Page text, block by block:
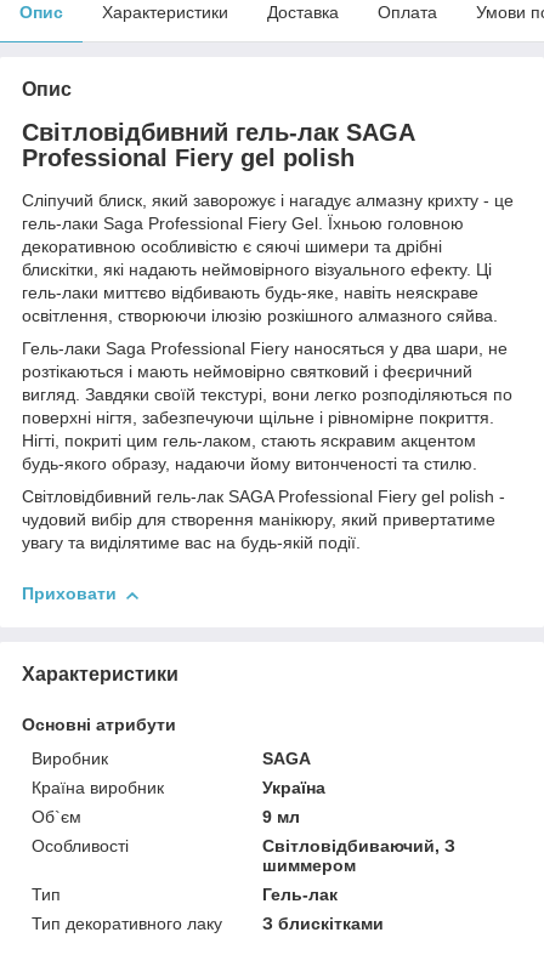
Опис Характеристики Доставка Оплата Умови
Опис
Світловідбивний гель-лак SAGA
Professional Fiery gel polish
Сліпучий блиск, який заворожує і нагадує алмазну крихту - це
гель-лаки Saga Professional Fiery Gel. Їхньою головною
декоративною особливістю є сяючі шимери та дрібні
блискітки, які надають неймовірного візуального ефекту. Ці
гель-лаки миттєво відбивають будь-яке, навіть неяскраве
освітлення, створюючи ілюзію розкішного алмазного сяйва.
Гель-лаки Saga Professional Fiery наносяться у два шари, не
розтікаються і мають неймовірно святковий і феєричний
вигляд. Завдяки своїй текстурі, вони легко розподіляються по
поверхні нігтя, забезпечуючи щільне і рівномірне покриття.
Нігті, покриті цим гель-лаком, стають яскравим акцентом
будь-якого образу, надаючи йому витонченості та стилю.
Світловідбивний гель-лак SAGA Professional Fiery gel polish -
чудовий вибір для створення манікюру, який привертатиме
увагу та виділятиме вас на будь-якій події.
Приховати
Характеристики
Основні атрибути
Виробник
SAGA
Країна виробник
Україна
Об`єм
9 мл
Особливості
Світловідбиваючий, З
шиммером
Тип
Гель-лак
Тип декоративного лаку
З блискітками